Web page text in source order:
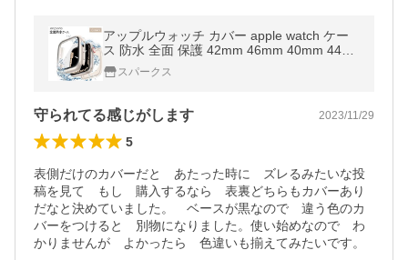
アップルウォッチ カバー apple watch ケー
ス 防水 全面 保護 42mm 46mm 40mm 44m
m 41mm 45mm 49mm se ウルトラ
スパークス
守られてる感じがします 2023/11/29
5
表側だけのカバーだと　あたった時に　ズレるみたいな投
稿を見て　もし　購入するなら　表裏どちらもカバーあり
だなと決めていました。　ベースが黒なので　違う色のカ
バーをつけると　別物になりました。使い始めなので　わ
かりませんが　よかったら　色違いも揃えてみたいです。